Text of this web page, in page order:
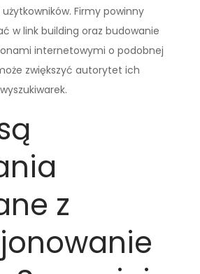
Firmy powinny
w link building oraz budowanie
internetowymi o podobnej
zwiększyć autorytet ich
z